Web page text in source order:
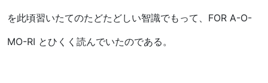
を此頃習いたてのたどたどしい智識でもって、FOR A-O-
MO-RI とひくく読んでいたのである。